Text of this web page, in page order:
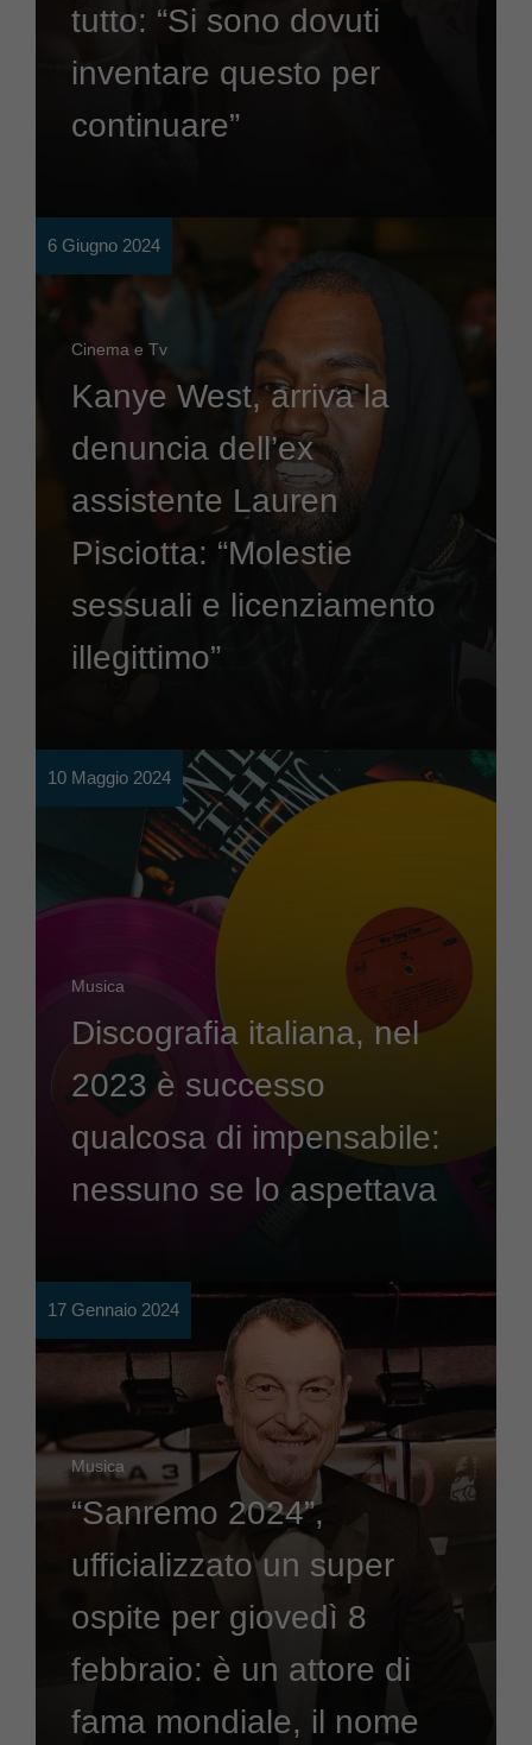
tutto: “Si sono dovuti
inventare questo per
continuare”
6 Giugno 2024
Cinema e Tv
Kanye West, arriva la
denuncia dell’ex
assistente Lauren
Pisciotta: “Molestie
sessuali e licenziamento
illegittimo”
10 Maggio 2024
Musica
Discografia italiana, nel
2023 è successo
qualcosa di impensabile:
nessuno se lo aspettava
17 Gennaio 2024
Musica
“Sanremo 2024”,
ufficializzato un super
ospite per giovedì 8
febbraio: è un attore di
fama mondiale, il nome